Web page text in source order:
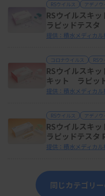
RSウイルス アデノウ
RSウイルスキ
ラピッドテス
提供：積水メディカ
コロナウイルス RS
RSウイルスキ
キット ラピッ
提供：積水メディカ
RSウイルス アデノウ
RSウイルスキ
ラピッドテスタ
提供：積水メディカ
同じカテゴリ